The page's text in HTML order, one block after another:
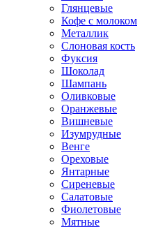
Глянцевые
Кофе с молоком
Металлик
Слоновая кость
Фуксия
Шоколад
Шампань
Оливковые
Оранжевые
Вишневые
Изумрудные
Венге
Ореховые
Янтарные
Сиреневые
Салатовые
Фиолетовые
Мятные